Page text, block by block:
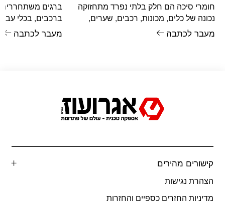
חומרי סיכה הם חלק בלתי נפרד מתחזוקה
נכונה של כלים, מכונות, רכבים, שערים,
צירים, מסילות, מיסבים ומנגנונים נעים. אבל
מעבר לכתבה
ברגים
ברכבים, בכלי
במתקנים,
מעבר לכתבה
קישורים מהירים
הצהרת נגישות
מדיניות החזרים כספיים והחזרות